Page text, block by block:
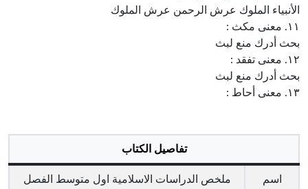
الأنبياء الملوك عرش الرحمن عرش الملوك
١١. معنى مكث :
بحث أدرك منع لبث
١٢. معنى تفقد :
بحث أدرك منع لبث
١٣. معنى أحاط :
تفاصيل الكتاب
اسم
ملخص الدراسات الاسلامية اول متوسط الفصل